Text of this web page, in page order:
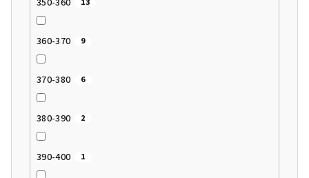
360-370 9
370-380 6
380-390 2
390-400 1